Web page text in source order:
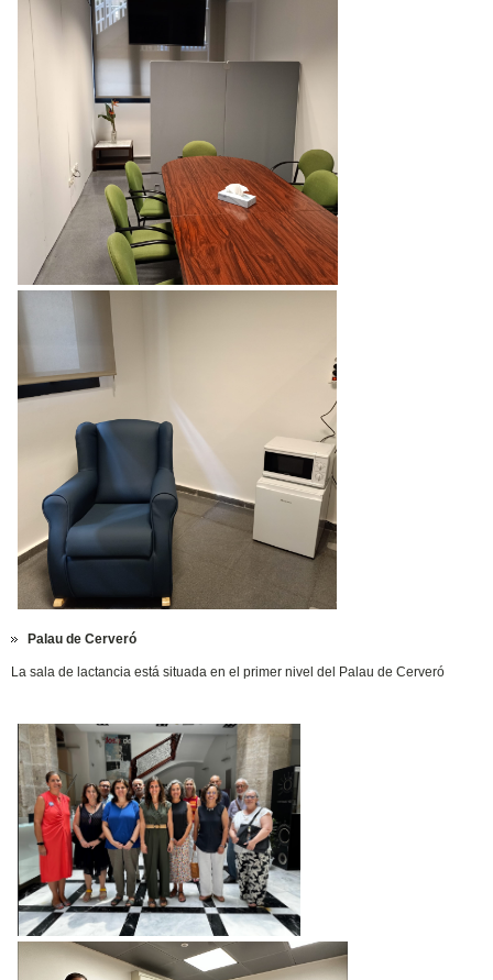
Palau de Cerveró
La sala de lactancia está situada en el primer nivel del Palau de Cerveró